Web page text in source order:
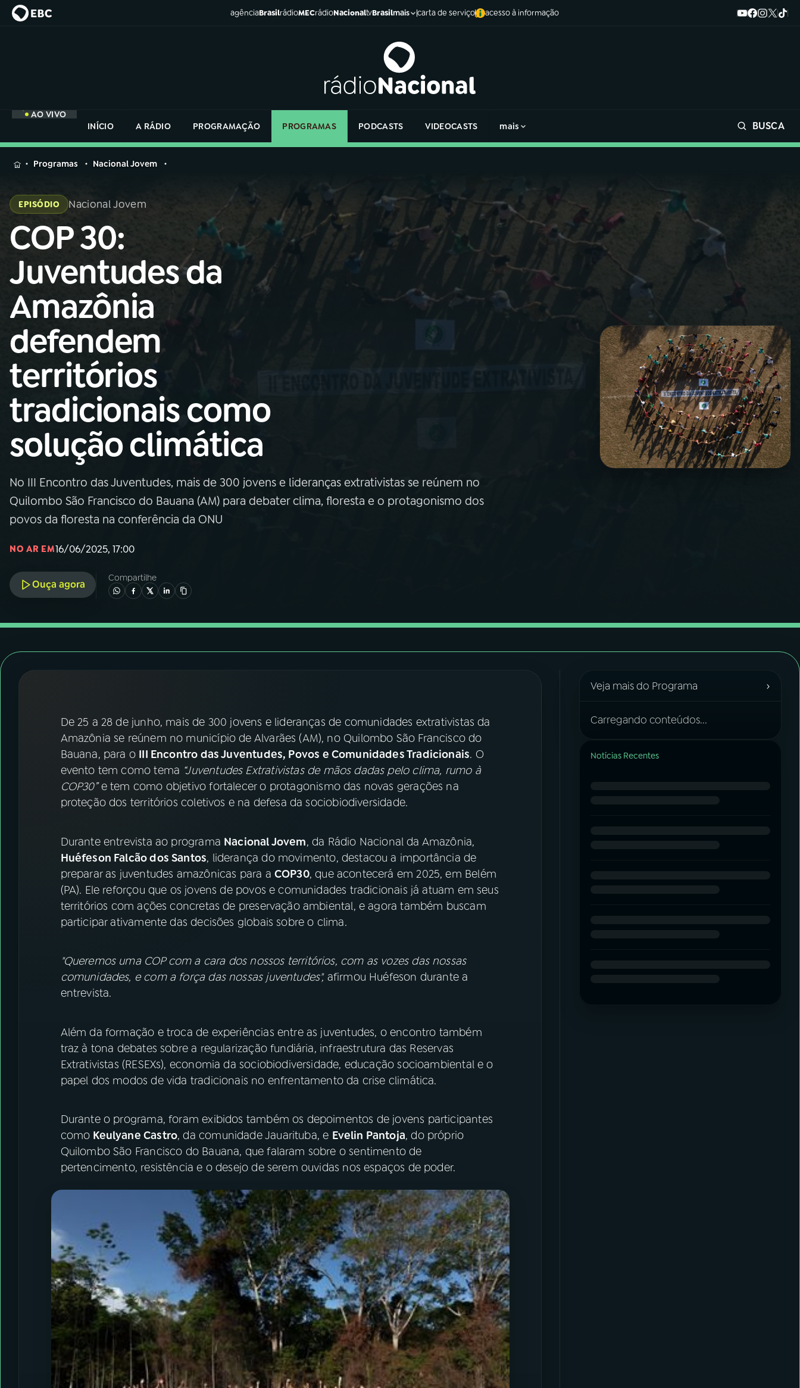
agênciaBrasilrádioMECrádioNacionaltvBrasilmais carta de serviço acesso à informação
AO VIVO
INÍCIO
A RÁDIO PROGRAMAÇÃO PROGRAMAS PODCASTS VIDEOCASTS mais BUSCA
MENU
Buscar
na
Rádio
Nacional
Buscar
AO VIVO
01INÍCIO
02A RÁDIO
03PROGRAMAÇÃO
04PROGRAMAS
05PODCASTS
VIDEOCASTS
08FESTIVAL DE MÚSICA
na
Rádio
Programas Nacional Jovem
EPISÓDIO Nacional Jovem
COP 30:
Juventudes da
Amazônia
defendem
territórios
tradicionais como
solução climática
No III Encontro das Juventudes, mais de 300 jovens e lideranças extrativistas se reúnem no
Quilombo São Francisco do Bauana (AM) para debater clima, floresta e o protagonismo dos
povos da floresta na conferência da ONU
NO AR EM16/06/2025, 17:00
Ouça agora
Compartilhe
De 25 a 28 de junho, mais de 300 jovens e lideranças de comunidades extrativistas da
Amazônia se reúnem no município de Alvarães (AM), no Quilombo São Francisco do
Bauana, para o III Encontro das Juventudes, Povos e Comunidades Tradicionais. O
evento tem como tema “Juventudes Extrativistas de mãos dadas pelo clima, rumo à
COP30”e tem como objetivo fortalecer o protagonismo das novas gerações na
proteção dos territórios coletivos e na defesa da sociobiodiversidade.
Durante entrevista ao programa Nacional Jovem, da Rádio Nacional da Amazônia,
Huéfeson Falcão dos Santos, liderança do movimento, destacou a importância de
preparar as juventudes amazônicas para a COP30, que acontecerá em 2025, em Belém
(PA). Ele reforçou que os jovens de povos e comunidades tradicionais já atuam em seus
territórios com ações concretas de preservação ambiental, e agora também buscam
participar ativamente das decisões globais sobre o clima.
"Queremos uma COP com a cara dos nossos territórios, com as vozes das nossas
comunidades, e com a força das nossas juventudes",afirmou Huéfeson durante a
entrevista.
Além da formação e troca de experiências entre as juventudes, o encontro também
traz à tona debates sobre a regularização fundiária, infraestrutura das Reservas
Extrativistas (RESEXs), economia da sociobiodiversidade, educação socioambiental e o
papel dos modos de vida tradicionais no enfrentamento da crise climática.
Durante o programa, foram exibidos também os depoimentos de jovens participantes
como Keulyane Castro, da comunidade Jauarituba, e Evelin Pantoja, do próprio
Quilombo São Francisco do Bauana, que falaram sobre o sentimento de
pertencimento, resistência e o desejo de serem ouvidas nos espaços de poder.
Veja mais do Programa ›
Carregando conteúdos...
Notícias Recentes